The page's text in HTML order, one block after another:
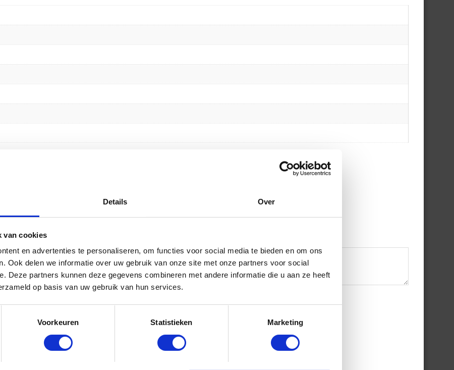
Details Over
van cookies
en advertenties te personaliseren, om functies voor social media te bieden en om ons
Ook delen we informatie over uw gebruik van onze site met onze partners voor social
Deze partners kunnen deze gegevens combineren met andere informatie die u aan ze heeft
op basis van uw gebruik van hun services.
Voorkeuren Statistieken Marketing
te beoordelen
met*